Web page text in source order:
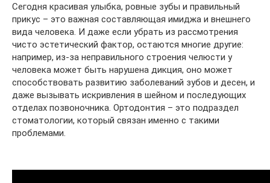
Сегодня красивая улыбка, ровные зубы и правильный
прикус – это важная составляющая имиджа и внешнего
вида человека. И даже если убрать из рассмотрения
чисто эстетический фактор, остаются многие другие:
например, из-за неправильного строения челюсти у
человека может быть нарушена дикция, оно может
способствовать развитию заболеваний зубов и десен, и
даже вызывать искривления в шейном и последующих
отделах позвоночника. Ортодонтия – это подраздел
стоматологии, который связан именно с такими
проблемами.